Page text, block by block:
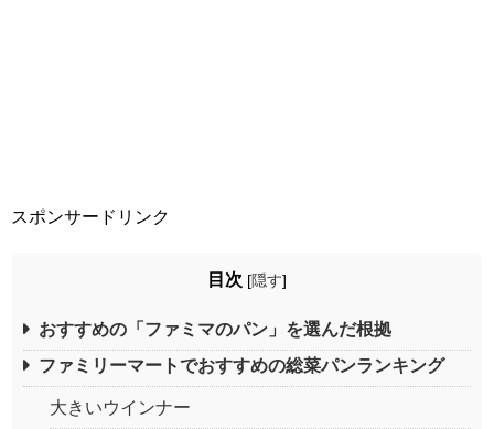
スポンサードリンク
目次 [隠す]
おすすめの「ファミマのパン」を選んだ根拠
ファミリーマートでおすすめの総菜パンランキング
大きいウインナー